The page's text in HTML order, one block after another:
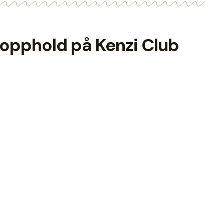
på Kenzi Club